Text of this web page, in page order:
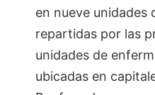
en nueve unidades
repartidas por las
unidades de
ubicadas en